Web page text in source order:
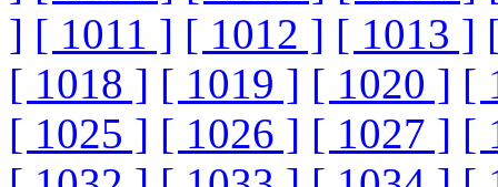
] [ 1011 ] [ 1012 ] [ 1013 ]
[ 1018 ] [ 1019 ] [ 1020 ] [
[ 1025 ] [ 1026 ] [ 1027 ] [